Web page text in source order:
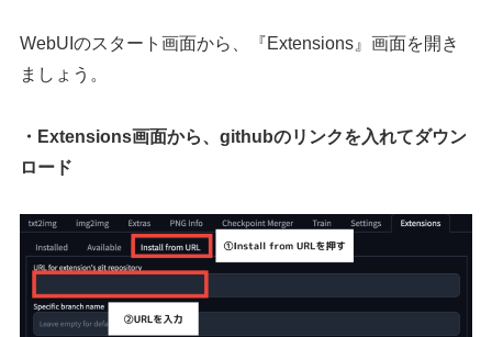
WebUIのスタート画面から、『Extensions』画面を開き
ましょう。
・Extensions画面から、githubのリンクを入れてダウン
ロード